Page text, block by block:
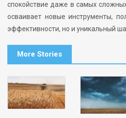
спокойствие даже в самых
осваивает новые инструменты,
эффективности, но и уникальный
More Stories